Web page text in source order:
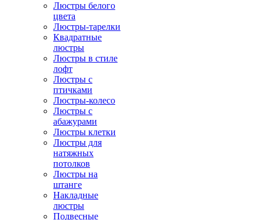
Люстры белого
цвета
Люстры-тарелки
Квадратные
люстры
Люстры в стиле
лофт
Люстры с
птичками
Люстры-колесо
Люстры с
абажурами
Люстры клетки
Люстры для
натяжных
потолков
Люстры на
штанге
Накладные
люстры
Подвесные